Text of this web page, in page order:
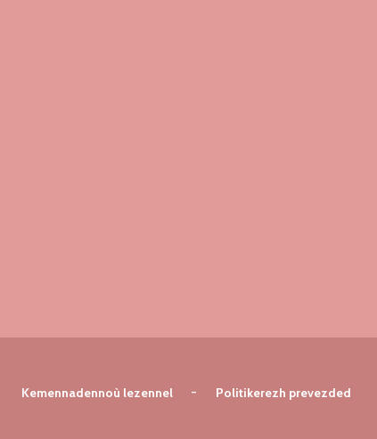
Kemennadennoù lezennel Politikerezh prevezded